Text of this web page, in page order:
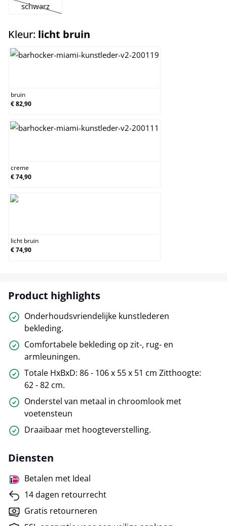
schwarz
(Deze optie is momenteel niet beschikbaar.)
Kleur: licht bruin
bruin
€ 82,90
creme
€ 74,90
licht bruin
€ 74,90
Product highlights
Onderhoudsvriendelijke kunstlederen
bekleding.
Comfortabele bekleding op zit-, rug- en
armleuningen.
Totale HxBxD: 86 - 106 x 55 x 51 cm Zitthoogte:
62 - 82 cm.
Onderstel van metaal in chroomlook met
voetensteun
Draaibaar met hoogteverstelling.
Diensten
Betalen met Ideal
14 dagen retourrecht
Gratis retourneren